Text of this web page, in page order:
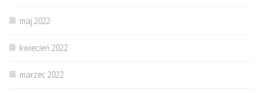
maj 2022
kwiecień 2022
marzec 2022